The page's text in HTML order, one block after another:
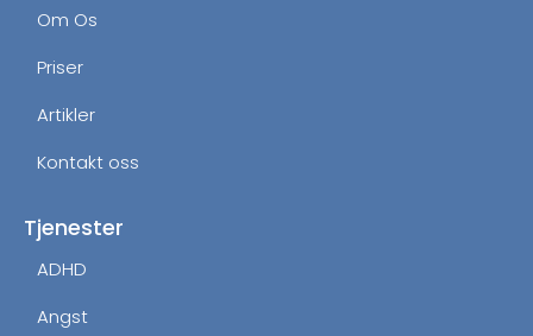
Om Os
Priser
Artikler
Kontakt oss
Tjenester
ADHD
Angst